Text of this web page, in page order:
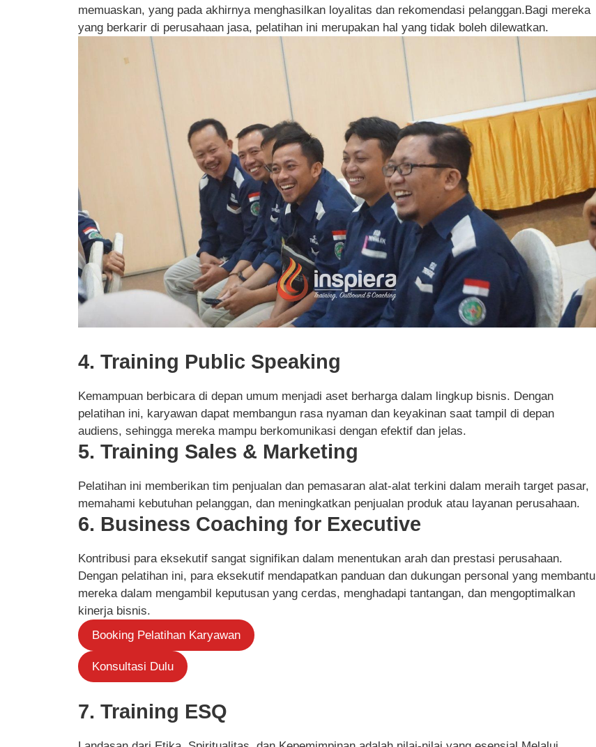
memuaskan, yang pada akhirnya menghasilkan loyalitas dan rekomendasi pelanggan.Bagi mereka
yang berkarir di perusahaan jasa, pelatihan ini merupakan hal yang tidak boleh dilewatkan.
4. Training Public Speaking
Kemampuan berbicara di depan umum menjadi aset berharga dalam lingkup bisnis. Dengan
pelatihan ini, karyawan dapat membangun rasa nyaman dan keyakinan saat tampil di depan
audiens, sehingga mereka mampu berkomunikasi dengan efektif dan jelas.
5. Training Sales & Marketing
Pelatihan ini memberikan tim penjualan dan pemasaran alat-alat terkini dalam meraih target pasar,
memahami kebutuhan pelanggan, dan meningkatkan penjualan produk atau layanan perusahaan.
6. Business Coaching for Executive
Kontribusi para eksekutif sangat signifikan dalam menentukan arah dan prestasi perusahaan.
Dengan pelatihan ini, para eksekutif mendapatkan panduan dan dukungan personal yang membantu
mereka dalam mengambil keputusan yang cerdas, menghadapi tantangan, dan mengoptimalkan
kinerja bisnis.
Booking Pelatihan Karyawan
Konsultasi Dulu
7. Training ESQ